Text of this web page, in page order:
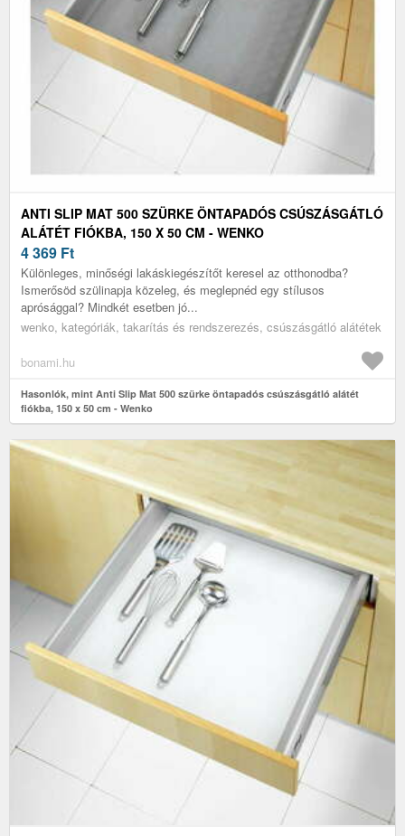
ANTI SLIP MAT 500 SZÜRKE ÖNTAPADÓS CSÚSZÁSGÁTLÓ
ALÁTÉT FIÓKBA, 150 X 50 CM - WENKO
4 369 Ft
Különleges, minőségi lakáskiegészítőt keresel az otthonodba?
Ismerősöd szülinapja közeleg, és meglepnéd egy stílusos
aprósággal? Mindkét esetben jó...
wenko, kategóriák, takarítás és rendszerezés, csúszásgátló alátétek
bonami.hu
Hasonlók, mint Anti Slip Mat 500 szürke öntapadós csúszásgátló alátét
fiókba, 150 x 50 cm - Wenko